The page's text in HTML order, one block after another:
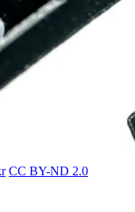
CC BY-ND 2.0